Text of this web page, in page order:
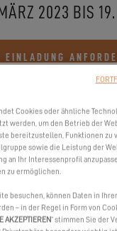
2023 BIS
EINLADUNG
Cookies oder ähnliche
werden, um den Betrieb der
bereitzustellen, Funktionen zu
sowie die Leistung der
an Ihr Interessenprofil
zu ermöglichen.
besuchen, können Daten in
– in der Regel in Form von
AKZEPTIEREN“ stimmen Sie der